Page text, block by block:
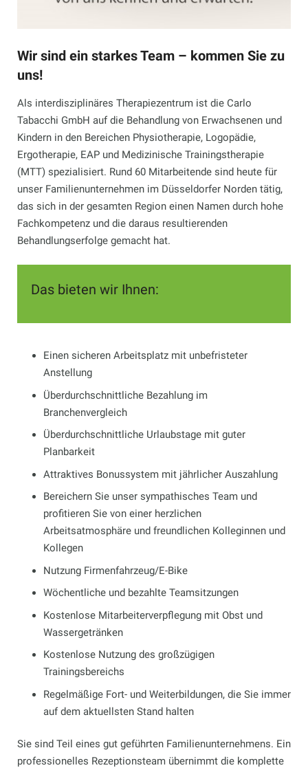
Wir sind ein starkes Team – kommen Sie zu
uns!
Als interdisziplinäres Therapiezentrum ist die Carlo
Tabacchi GmbH auf die Behandlung von Erwachsenen und
Kindern in den Bereichen Physiotherapie, Logopädie,
Ergotherapie, EAP und Medizinische Trainingstherapie
(MTT) spezialisiert. Rund 60 Mitarbeitende sind heute für
unser Familienunternehmen im Düsseldorfer Norden tätig,
das sich in der gesamten Region einen Namen durch hohe
Fachkompetenz und die daraus resultierenden
Behandlungserfolge gemacht hat.
Das bieten wir Ihnen:
Einen sicheren Arbeitsplatz mit unbefristeter
Anstellung
Überdurchschnittliche Bezahlung im
Branchenvergleich
Überdurchschnittliche Urlaubstage mit guter
Planbarkeit
Attraktives Bonussystem mit jährlicher Auszahlung
Bereichern Sie unser sympathisches Team und
profitieren Sie von einer herzlichen
Arbeitsatmosphäre und freundlichen Kolleginnen und
Kollegen
Nutzung Firmenfahrzeug/E-Bike
Wöchentliche und bezahlte Teamsitzungen
Kostenlose Mitarbeiterverpflegung mit Obst und
Wassergetränken
Kostenlose Nutzung des großzügigen
Trainingsbereichs
Regelmäßige Fort- und Weiterbildungen, die Sie immer
auf dem aktuellsten Stand halten
Sie sind Teil eines gut geführten Familienunternehmens. Ein
professionelles Rezeptionsteam übernimmt die komplette